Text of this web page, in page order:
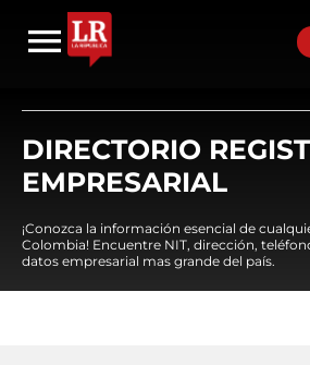
DIRECTORIO
EMPRESARIAL
¡Conozca la información esencial de
Colombia! Encuentre NIT, dirección,
datos empresarial mas grande del país.